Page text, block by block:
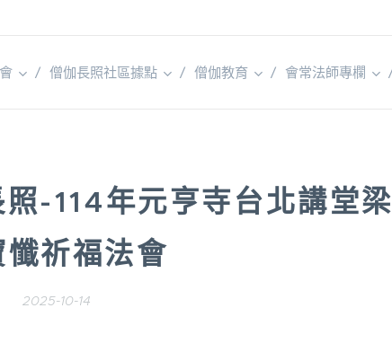
僧伽長照社區據點 僧伽教育 會常法師專欄
-114年元亨寺台北講堂梁
懺祈福法會
2025-10-14